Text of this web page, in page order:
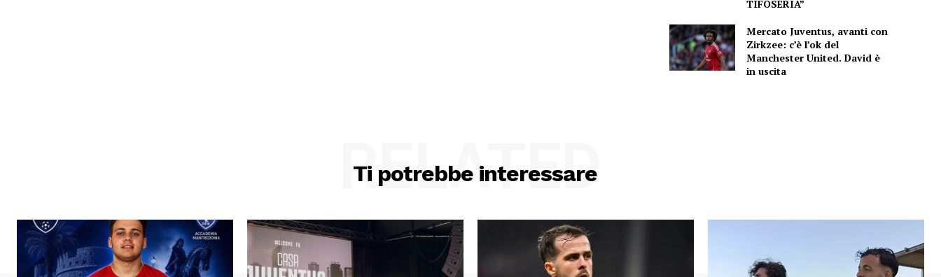
TIFOSERIA”
Mercato Juventus, avanti con
Zirkzee: c’è l’ok del
Manchester United. David è
in uscita
Ti potrebbe interessare
RELATED